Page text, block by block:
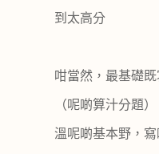
到太高分
咁當然，最基礎
（呢啲算汁分題
溫呢啲基本野，